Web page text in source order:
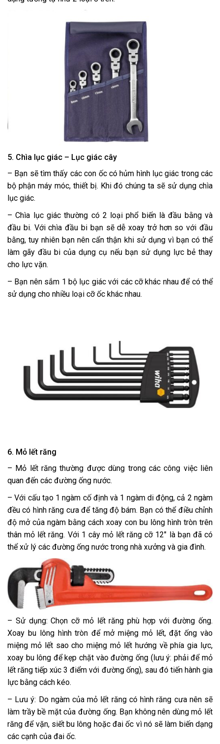
5. Chìa lục giác – Lục giác cây
– Bạn sẽ tìm thấy các con ốc có hủm hình lục giác trong các
bộ phận máy móc, thiết bị. Khi đó chúng ta sẽ sử dụng chìa
lục giác.
– Chìa lục giác thường có 2 loại phổ biến là đầu bằng và
đầu bi. Với chìa đầu bi bạn sẽ dễ xoay trở hơn so với đầu
bằng, tuy nhiên bạn nên cẩn thận khi sử dụng vì bạn có thể
làm gãy đầu bi của dụng cụ nếu bạn sử dụng lực bẻ thay
cho lực vặn.
– Bạn nên sắm 1 bộ lục giác với các cỡ khác nhau để có thể
sử dụng cho nhiều loại cỡ ốc khác nhau.
6. Mỏ lết răng
– Mỏ lết răng thường được dùng trong các công việc liên
quan đến các đường ống nước.
– Với cấu tạo 1 ngàm cố định và 1 ngàm di động, cả 2 ngàm
đều có hình răng cưa để tăng độ bám. Bạn có thể điều chỉnh
độ mở của ngàm bằng cách xoay con bu lông hình tròn trên
thân mỏ lết răng. Với 1 cây mỏ lết răng cỡ 12″ là bạn đã có
thể xử lý các đường ống nước trong nhà xưởng và gia đình.
– Sử dụng: Chọn cỡ mỏ lết răng phù hợp với đường ống.
Xoay bu lông hình tròn để mở miệng mỏ lết, đặt ống vào
miệng mỏ lết sao cho miệng mỏ lết hướng về phía gia lực,
xoay bu lông để kẹp chặt vào đường ống (lưu ý: phải để mỏ
lết răng tiếp xúc 3 điểm với đường ống), sau đó tiến hành gia
lực bằng cách kéo.
– Lưu ý: Do ngàm của mỏ lết răng có hình răng cưa nên sẽ
làm trầy bề mặt của đường ống. Bạn không nên dùng mỏ lết
răng để vặn, siết bu lông hoặc đai ốc vì nó sẽ làm biến dạng
các cạnh của đai ốc.